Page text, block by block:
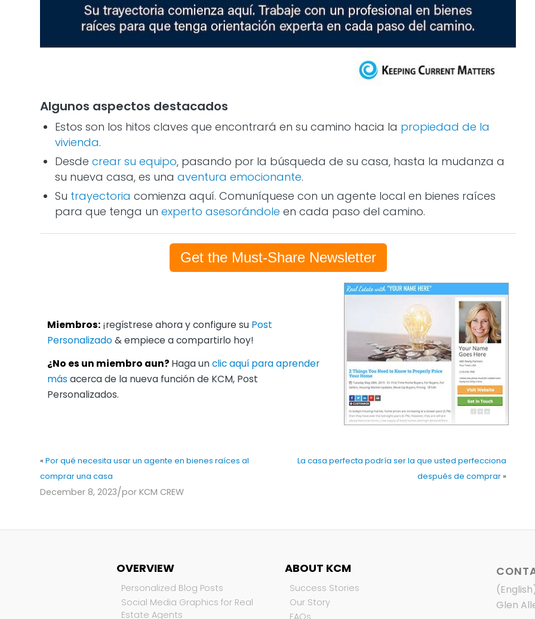
Algunos aspectos destacados
Estos son los hitos claves que encontrará en su camino hacia la propiedad de la
vivienda.
Desde crear su equipo, pasando por la búsqueda de su casa, hasta la mudanza a
su nueva casa, es una aventura emocionante.
Su trayectoria comienza aquí. Comuníquese con un agente local en bienes raíces
para que tenga un experto asesorándole en cada paso del camino.
Get the Must-Share Newsletter
Miembros: ¡regístrese ahora y configure su Post
Personalizado& empiece a compartirlo hoy!
¿No es un miembro aun? Haga unclic aquí para aprender
más acerca de la nueva función de KCM, Post
Personalizados.
« Por qué necesita usar un agente en bienes raíces al
comprar una casa
La casa perfecta podría ser la que usted perfecciona
después de comprar »
December 8, 2023/por KCM CREW
OVERVIEW
Personalized Blog Posts
Social Media Graphics for Real
Estate Agents
ABOUT KCM
Success Stories
Our Story
Glen